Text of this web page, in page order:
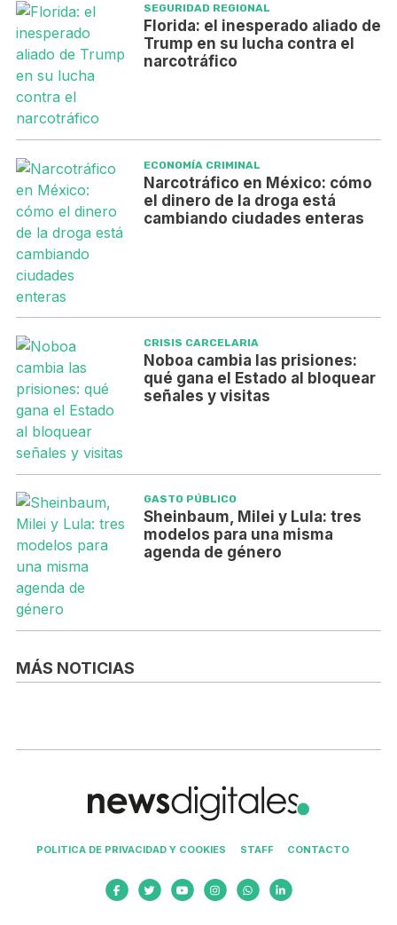
SEGURIDAD REGIONAL
Florida: el inesperado aliado de
Trump en su lucha contra el
narcotráfico
ECONOMÍA CRIMINAL
Narcotráfico en México: cómo
el dinero de la droga está
cambiando ciudades enteras
CRISIS CARCELARIA
Noboa cambia las prisiones:
qué gana el Estado al bloquear
señales y visitas
GASTO PÚBLICO
Sheinbaum, Milei y Lula: tres
modelos para una misma
agenda de género
MÁS NOTICIAS
POLITICA DE PRIVACIDAD Y COOKIES STAFF CONTACTO